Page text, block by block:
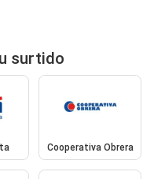
surtido
Cooperativa Obrera